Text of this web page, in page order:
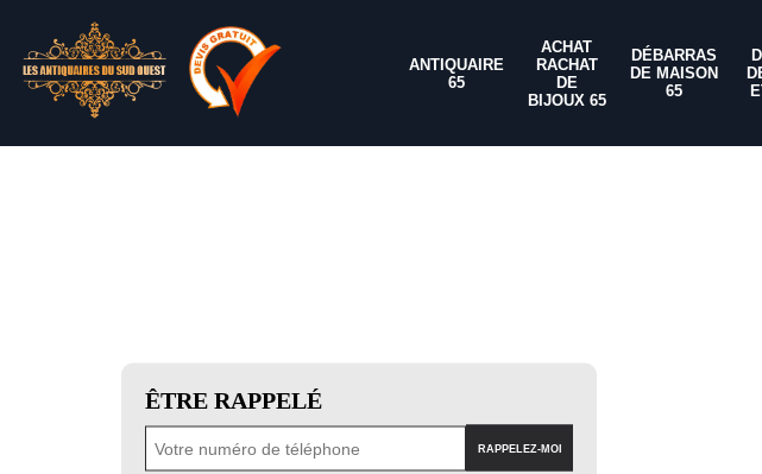
ANTIQUAIRE
65
ACHAT
RACHAT
DE
BIJOUX 65
DÉBARRAS
DE MAISON
65
ÊTRE RAPPELÉ